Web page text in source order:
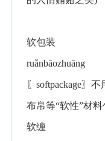
软包装
ruǎnbāozhuāng
〖softpackage〗
布帛等“软性”材料
软缠